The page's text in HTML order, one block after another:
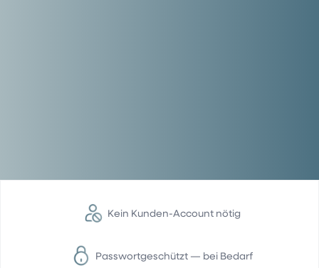
Kein Kunden-Account nötig
Passwortgeschützt — bei Bedarf